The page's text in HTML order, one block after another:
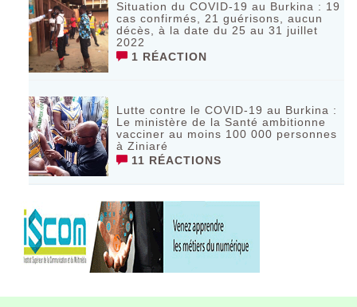
Situation du COVID-19 au Burkina : 19
cas confirmés, 21 guérisons, aucun
décès, à la date du 25 au 31 juillet
2022
1 RÉACTION
Lutte contre le COVID-19 au Burkina :
Le ministère de la Santé ambitionne
vacciner au moins 100 000 personnes
à Ziniaré
11 RÉACTIONS